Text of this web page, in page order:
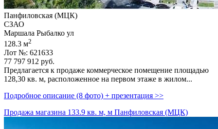
Панфиловская (МЦК)
СЗАО
Маршала Рыбалко ул
128.3 м2
Лот №: 621633
77 797 912 руб.
Предлагается к продаже коммерческое помещение площадью
128,­30 кв. м,­ расположенное на первом этаже в жилом...
Подробное описание (8 фото) + презентация >>
Продажа магазина 133.9 кв. м, м Панфиловская (МЦК)